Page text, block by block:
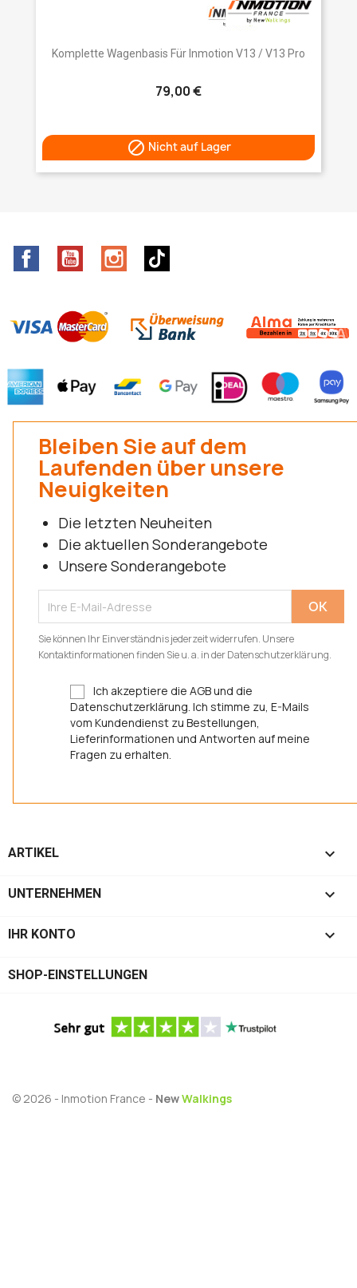
Komplette Wagenbasis Für Inmotion V13 / V13 Pro
79,00 €
 Nicht auf Lager
FacebookYouTube Instagram
Bleiben Sie auf dem
Laufenden über unsere
Neuigkeiten
Die letzten Neuheiten
Die aktuellen Sonderangebote
Unsere Sonderangebote
Sie können Ihr Einverständnis jederzeit widerrufen. Unsere
Kontaktinformationen finden Sie u. a. in der Datenschutzerklärung.
Ich akzeptiere die AGB und die
Datenschutzerklärung. Ich stimme zu, E-Mails
vom Kundendienst zu Bestellungen,
Lieferinformationen und Antworten auf meine
Fragen zu erhalten.
ARTIKEL 
UNTERNEHMEN 
IHR KONTO 
SHOP-EINSTELLUNGEN
© 2026 - Inmotion France - NewWalkings